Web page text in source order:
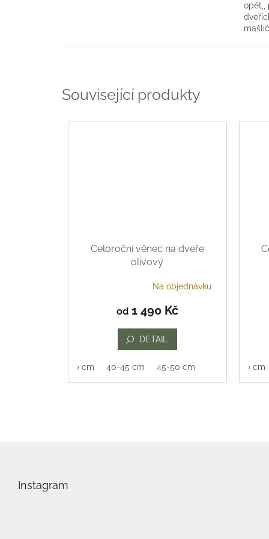
Související produkty
Celoroční věnec na dveře
olivový
hvězdiček.
Na objednávku
od1 490 Kč
DETAIL
35-40 cm 40-45 cm 45-50 cm 35-40 cm
opět,,
Instagram